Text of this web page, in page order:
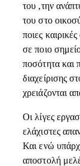
του ,την
του στο
ποιες
σε ποιο
ποσότητα και
διαχείρισης
χρειάζονται
Οι λίγες
ελάχιστες
Και ενώ
αποστολή